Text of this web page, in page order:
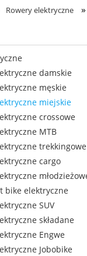
Rowery elektryczne »
damskie
męskie
miejskie
crossowe
MTB
trekkingowe
cargo
bike elektryczne
SUV
składane
Engwe
Jobobike